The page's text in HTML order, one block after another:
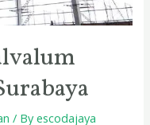
/ Byescodajaya